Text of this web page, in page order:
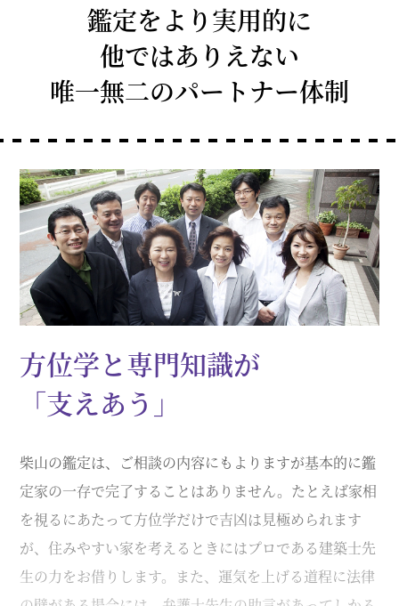
鑑定をより実用的に
他ではありえない
唯一無二のパートナー体制
方位学と専門知識が
「支えあう」
柴山の鑑定は、ご相談の内容にもよりますが基本的に鑑
定家の一存で完了することはありません。たとえば家相
を視るにあたって方位学だけで吉凶は見極められます
が、住みやすい家を考えるときにはプロである建築士先
生の力をお借りします。また、運気を上げる道程に法律